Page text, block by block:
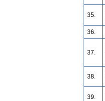
35.
36.
37.
38.
39.